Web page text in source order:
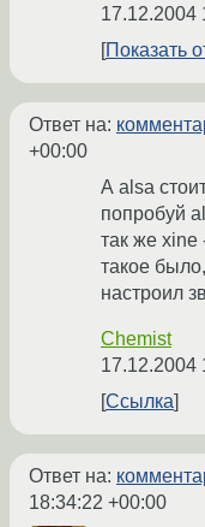
17.12.2004
Показать
Ответ на:
+00:00
А alsa
попробуй
так же xine
такое
настроил
Chemist
17.12.2004
Ссылка
Ответ на:
18:34:22 +00:00